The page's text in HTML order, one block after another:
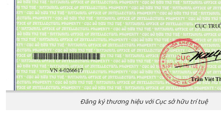
Đăng ký thương hiệu với Cục sở hữu trí tuệ